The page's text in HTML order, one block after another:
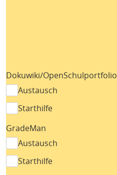
Dokuwiki/OpenSchulportfolio
Austausch
Starthilfe
GradeMan
Austausch
Starthilfe